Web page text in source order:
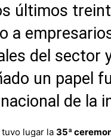
últimos
a
del sector
un papel
de la
lugar la 35ª